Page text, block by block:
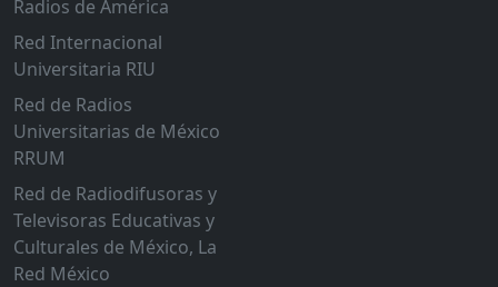
Radios de América
Red Internacional
Universitaria RIU
Red de Radios
Universitarias de México
RRUM
Red de Radiodifusoras y
Televisoras Educativas y
Culturales de México, La
Red México